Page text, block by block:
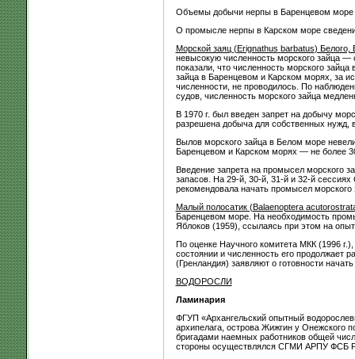
Объемы добычи нерпы в Баренцевом море
О промысле нерпы в Карском море
Морской заяц (Erignathus barbatus) Белого,
невысокую численность морского зайца
показали, что численность морского
зайца в Баренцевом и Карском морях, за
численности, не проводилось. По
судов, численность морского зайца
В 1970 г. был введен запрет на добычу
разрешена добыча для собственных
Вылов морского зайца в Белом море
Баренцевом и Карском морях — не более
Введение запрета на промысел морского
запасов. На 29-й, 30-й, 31-й и 32-й
рекомендовала начать промысел
Малый полосатик (Balaenoptera
Баренцевом море. На необходимость
Яблоков (1959), ссылаясь при этом на
По оценке Научного комитета МКК (1996
состоянии и численность его продолжает
(Гренландия) заявляют о готовности
ВОДОРОСЛИ
Ламинария
ФГУП «Архангельский опытный
архипелага, острова Жижгин у Онежского
бригадами наемных работников общей
стороны осуществлялся СГМИ АРПУ ФСБ